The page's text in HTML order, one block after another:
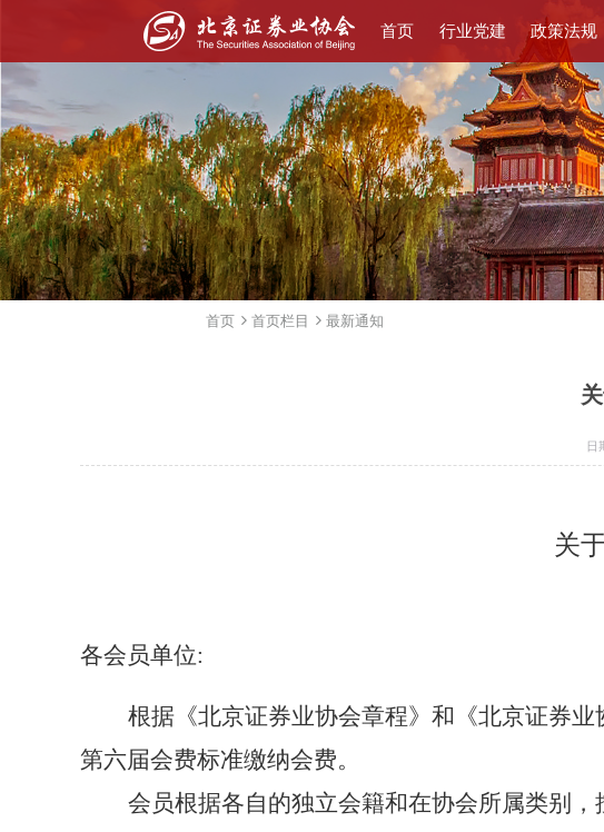
首页 行业党建 政策法规
首页 首页栏目 最新通知
日
关
各会员单位:
根据《北京证券业协会章程》和《北京证券
第六届会费标准缴纳会费。
会员根据各自的独立会籍和在协会所属类别，